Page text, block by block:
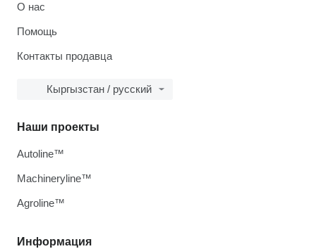
О нас
Помощь
Контакты продавца
Кыргызстан / русский
Информация
Наши проекты
Autoline™
Machineryline™
Agroline™